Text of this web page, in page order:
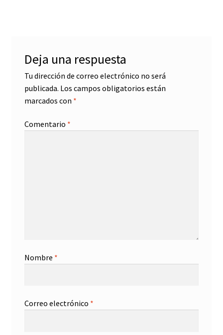
Deja una respuesta
Tu dirección de correo electrónico no será
publicada. Los campos obligatorios están
marcados con *
Comentario *
Nombre *
Correo electrónico *